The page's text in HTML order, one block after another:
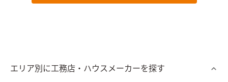
エリア別に工務店・ハウスメーカーを探す